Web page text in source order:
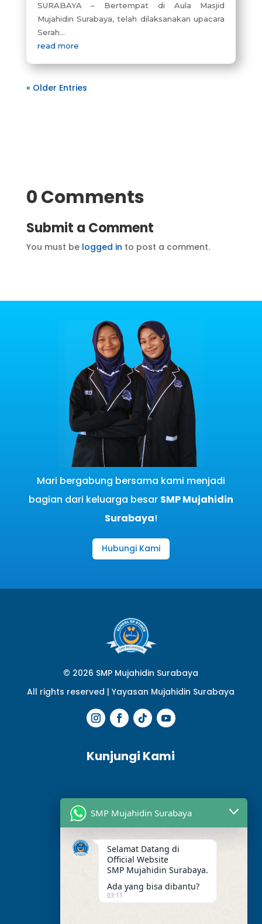
SURABAYA – Bertempat di Aula Masjid
Mujahidin Surabaya, telah dilaksanakan upacara
Serah...
read more
« Older Entries
0 Comments
Submit a Comment
You must be logged in to post a comment.
Mari bergabung bersama kami menjadi
bagian dari keluarga besar SMP Mujahidin
Surabaya!
Hubungi Kami
© 2026 SMP Mujahidin Surabaya
All rights reserved |Yayasan Mujahidin Surabaya
Kunjungi Kami
SMP Mujahidin Surabaya
Selamat Datang di
Official Website
SMP Mujahidin Surabaya.
Ada yang bisa dibantu?
03:11